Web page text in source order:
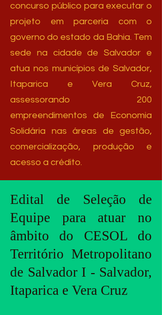
concurso público para executar o
projeto em parceria com o
governo do estado da Bahia. Tem
sede na cidade de Salvador e
atua nos municípios de Salvador,
Itaparica e Vera Cruz,
assessorando 200
empreendimentos de Economia
Solidária nas áreas de gestão,
comercialização, produção e
acesso a crédito.
Edital de Seleção de
Equipe para atuar no
âmbito do CESOL do
Território Metropolitano
de Salvador I - Salvador,
Itaparica e Vera Cruz